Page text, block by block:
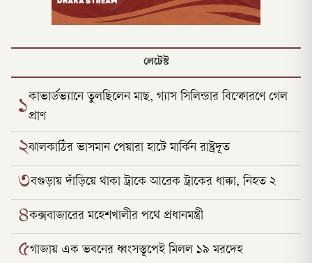
লেটেস্ট
১কাভার্ডভ্যানে তুলছিলেন মাছ, গ্যাস সিলিন্ডার বিস্ফোরণে গেল
প্রাণ
২ঝালকাঠির ভাসমান পেয়ারা হাটে মার্কিন রাষ্ট্রদূত
৩বগুড়ায় দাঁড়িয়ে থাকা ট্রাকে আরেক ট্রাকের ধাক্কা, নিহত ২
৪কক্সবাজারের মহেশখালীর পথে প্রধানমন্ত্রী
৫গাজায় এক ভবনের ধ্বংসস্তূপেই মিলল ১৯ মরদেহ